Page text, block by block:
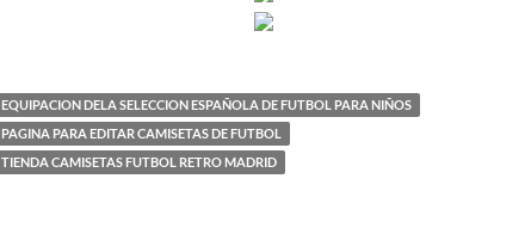
EQUIPACION DELA SELECCION ESPAÑOLA DE FUTBOL PARA NIÑOS
PAGINA PARA EDITAR CAMISETAS DE FUTBOL
TIENDA CAMISETAS FUTBOL RETRO MADRID